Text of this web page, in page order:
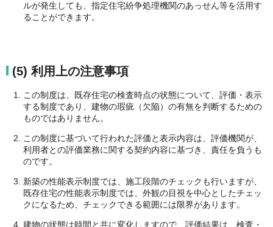
ルが発生しても、指定住宅紛争処理機関のあっせん等を活用す
ることができます。
(5) 利用上の注意事項
この制度は、既存住宅の検査時点の状態について、評価・表示
する制度であり、建物の瑕疵（欠陥）の有無を判断するための
ものではありません。
この制度に基づいて行われた評価と表示内容は、評価機関が、
利用者との評価業務に関する契約内容に基づき、責任を負うも
のです。
新築の性能表示制度では、施工段階のチェックも行いますが、
既存住宅の性能表示制度では、外観の目視を中心としたチェッ
クになるため、チェックできる範囲には限界があります。
建物の状態は時間と共に変化しますので、評価結果は、検査・